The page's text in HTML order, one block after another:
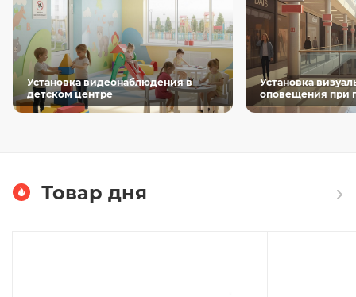
Установка видеонаблюдения в
детском центре
Установка
оповещения при
торговом центре
Товар дня